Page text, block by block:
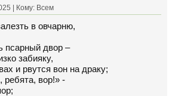
| Кому: Всем
в овчарню,
псарный двор –
забияку,
и рвутся вон на драку;
ребята, вор!» -